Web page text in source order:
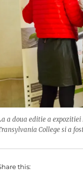
a doua editie a
College si a
this: